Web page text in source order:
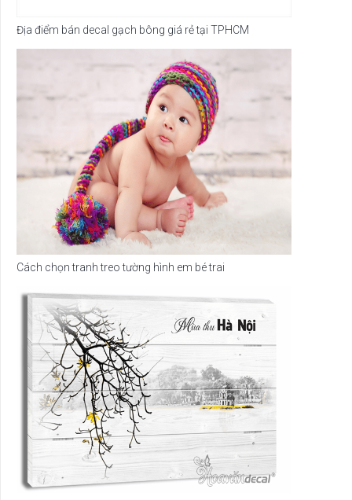
Địa điểm bán decal gạch bông giá rẻ tại TPHCM
Cách chọn tranh treo tường hình em bé trai